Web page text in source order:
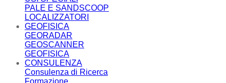
PALE E SANDSCOOP
LOCALIZZATORI
GEOFISICA
GEORADAR
GEOSCANNER
GEOFISICA
CONSULENZA
Consulenza di Ricerca
Formazione